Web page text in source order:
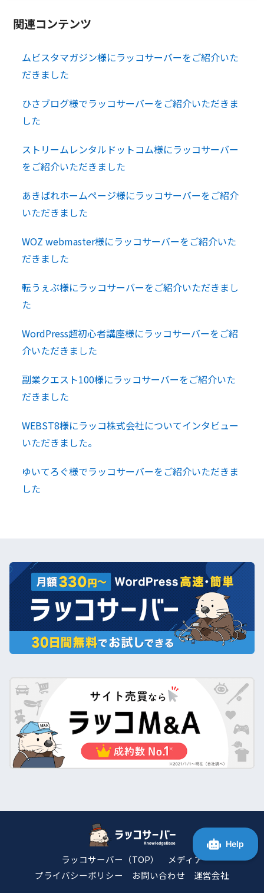
関連コンテンツ
ムビスタマガジン様にラッコサーバーをご紹介いた
だきました
ひさブログ様でラッコサーバーをご紹介いただきま
した
ストリームレンタルドットコム様にラッコサーバー
をご紹介いただきました
あきばれホームページ様にラッコサーバーをご紹介
いただきました
WOZ webmaster様にラッコサーバーをご紹介いた
だきました
転うぇぶ様にラッコサーバーをご紹介いただきまし
た
WordPress超初心者講座様にラッコサーバーをご紹
介いただきました
副業クエスト100様にラッコサーバーをご紹介いた
だきました
WEBST8様にラッコ株式会社についてインタビュー
いただきました。
ゆいてろぐ様でラッコサーバーをご紹介いただきま
した
ラッコサーバー（TOP）
メディア
プライバシーポリシー
お問い合わせ 運営会社